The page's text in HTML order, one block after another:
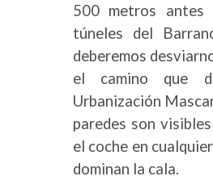
500 metros antes
túneles del
deberemos
el camino que
Urbanización
paredes son
el coche en
dominan la cala.